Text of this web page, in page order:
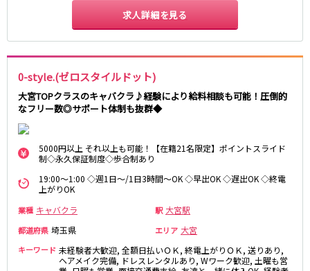
求人詳細を見る
0-style.(ゼロスタイルドット)
大宮TOPクラスのキャバクラ♪経験により給料相談も可能！圧倒的
なフリー数◎サポート体制も抜群◆
5000円以上 それ以上も可能！【在籍21名限定】ポイントスライド
制◇永久保証制度◇歩合制あり
19:00～1:00 ◇週1日～/1日3時間～OK ◇早出OK ◇遅出OK ◇終電
上がりOK
業種 キャバクラ 駅 大宮駅
都道府県 埼玉県 エリア 大宮
キーワード 未経験者大歓迎, 全額日払いＯＫ, 終電上がりＯＫ, 送りあり,
ヘアメイク完備, ドレスレンタルあり, Wワーク歓迎, 土曜も営
新丸子駅
日吉駅
JR常磐線(上野～取手)
上野駅
柏駅
松戸駅
南柏駅
取手駅
新松戸駅
亀有駅
馬橋駅
東京メトロ千代田線
北千住駅 赤坂駅